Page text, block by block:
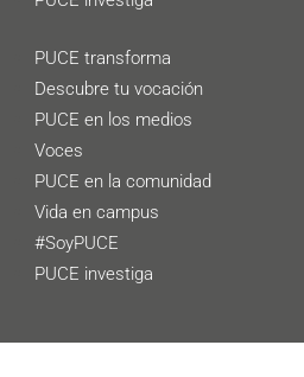
PUCE transforma
Descubre tu vocación
PUCE en los medios
Voces
PUCE en la comunidad
Vida en campus
#SoyPUCE
PUCE investiga